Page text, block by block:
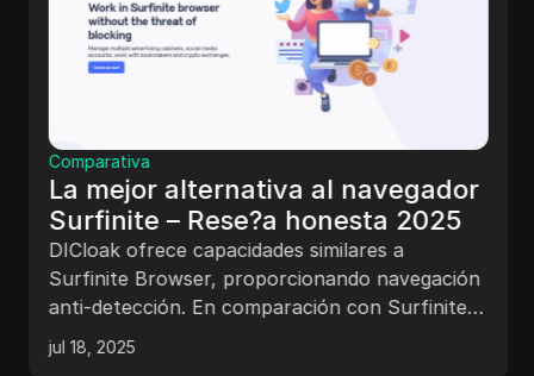
Comparativa
La mejor alternativa al navegador
Surfinite – Rese?a honesta 2025
DICloak ofrece capacidades similares a
Surfinite Browser, proporcionando navegación
anti-detección. En comparación con Surfinite,
garantiza una infraestructura más robusta y
confiable, previniendo apa
jul 18, 2025